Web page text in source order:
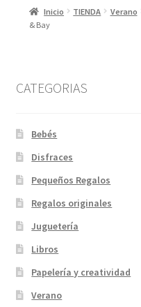
Inicio TIENDA Verano
& Bay
CATEGORIAS
Bebés
Disfraces
Pequeños Regalos
Regalos originales
Juguetería
Libros
Papelería y creatividad
Verano